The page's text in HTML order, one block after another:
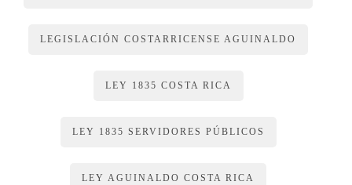
LEGISLACIÓN COSTARRICENSE AGUINALDO
LEY 1835 COSTA RICA
LEY 1835 SERVIDORES PÚBLICOS
LEY AGUINALDO COSTA RICA